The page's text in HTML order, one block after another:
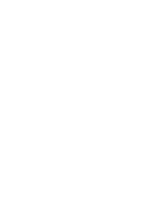
integral
Sor Juana Inés
Consejo Legislativo
de la Lactancia